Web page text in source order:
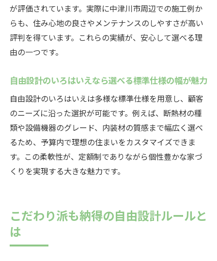
が評価されています。実際に中津川市周辺での施工例か
らも、住み心地の良さやメンテナンスのしやすさが高い
評判を得ています。これらの実績が、安心して選べる理
由の一つです。
自由設計のいろはいえなら選べる標準仕様の幅が魅力
自由設計のいろはいえは多様な標準仕様を用意し、顧客
のニーズに沿った選択が可能です。例えば、断熱材の種
類や設備機器のグレード、内装材の質感まで幅広く選べ
るため、予算内で理想の住まいをカスタマイズできま
す。この柔軟性が、定額制でありながら個性豊かな家づ
くりを実現する大きな魅力です。
こだわり派も納得の自由設計ルールと
は